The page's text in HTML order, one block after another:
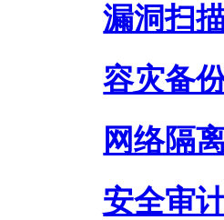
漏洞扫
容灾备
网络隔
安全审